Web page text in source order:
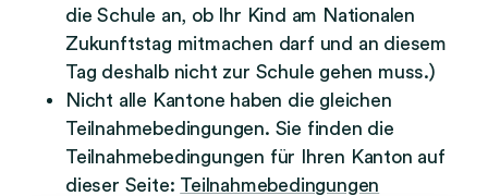
die Schule an, ob Ihr Kind am Nationalen
Zukunftstag mitmachen darf und an diesem
Tag deshalb nicht zur Schule gehen muss.)
Nicht alle Kantone haben die gleichen
Teilnahmebedingungen. Sie finden die
Teilnahmebedingungen für Ihren Kanton auf
dieser Seite: Teilnahmebedingungen